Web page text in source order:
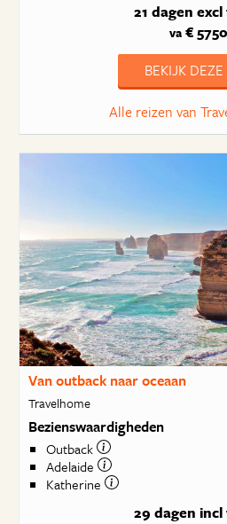
21 dagen
va € 5750
BEKIJK DEZE
Alle reizen van
Van outback naar oceaan
Travelhome
Bezienswaardigheden
Outback
Adelaide
Katherine
29 dagen incl